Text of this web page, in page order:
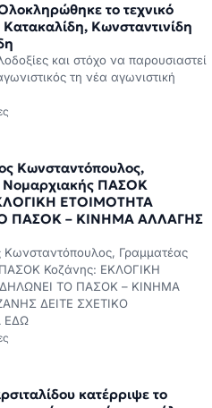
το τεχνικό
Κατακαλίδη, Κωνσταντινίδη
και στόχο να παρουσιαστεί
τη νέα αγωνιστική
Κωνσταντόπουλος,
Νομαρχιακής ΠΑΣΟΚ
ΕΤΟΙΜΟΤΗΤΑ
ΠΑΣΟΚ – ΚΙΝΗΜΑ ΑΛΛΑΓΗΣ
Κωνσταντόπουλος, Γραμματέας
Κοζάνης: ΕΚΛΟΓΙΚΗ
ΤΟ ΠΑΣΟΚ – ΚΙΝΗΜΑ
ΔΕΙΤΕ ΣΧΕΤΙΚΟ
ΕΔΩ
κατέρριψε το